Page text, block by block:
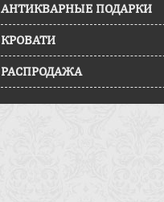
АНТИКВАРНЫЕ ПОДАРКИ
КРОВАТИ
РАСПРОДАЖА